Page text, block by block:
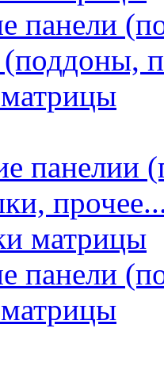
панели
панелии
матрицы
панели